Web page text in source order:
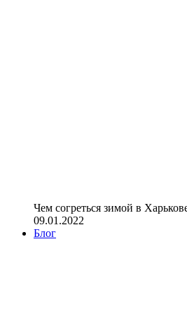
Чем согреться зимой в
09.01.2022
Блог